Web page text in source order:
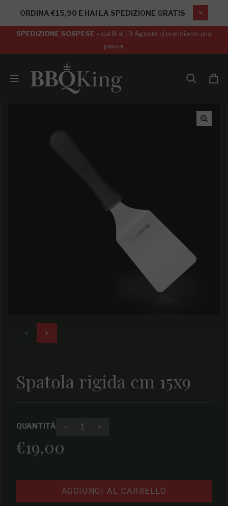
ORDINA €15,90 E HAI LA SPEDIZIONE GRATIS
SPEDIZIONE SOSPESE - dal 8 al 19 Agosto ci prendiamo una
pausa.
Spatola rigida cm 15x9
QUANTITÀ
Diminuire la quantità per Spatola rigida
Prezzo regolare
€19,00
AGGIUNGI AL CARRELLO